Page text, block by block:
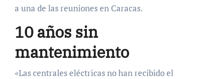
a una de las reuniones en Caracas.
10 años sin
mantenimiento
«Las centrales eléctricas no han recibido el